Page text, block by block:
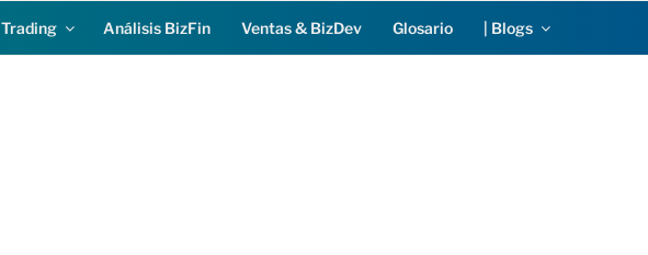
Trading Análisis BizFin Ventas & BizDev Glosario | Blogs